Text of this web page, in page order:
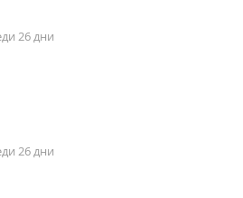
26 дни
26 дни